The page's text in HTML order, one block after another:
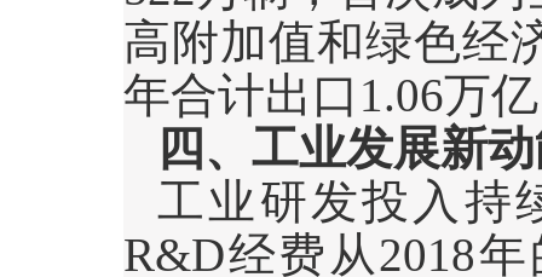
高附加值和绿色经
年合计出口 1.06万
四、工业发展新
工业研发投入持
R&D经费从2018年